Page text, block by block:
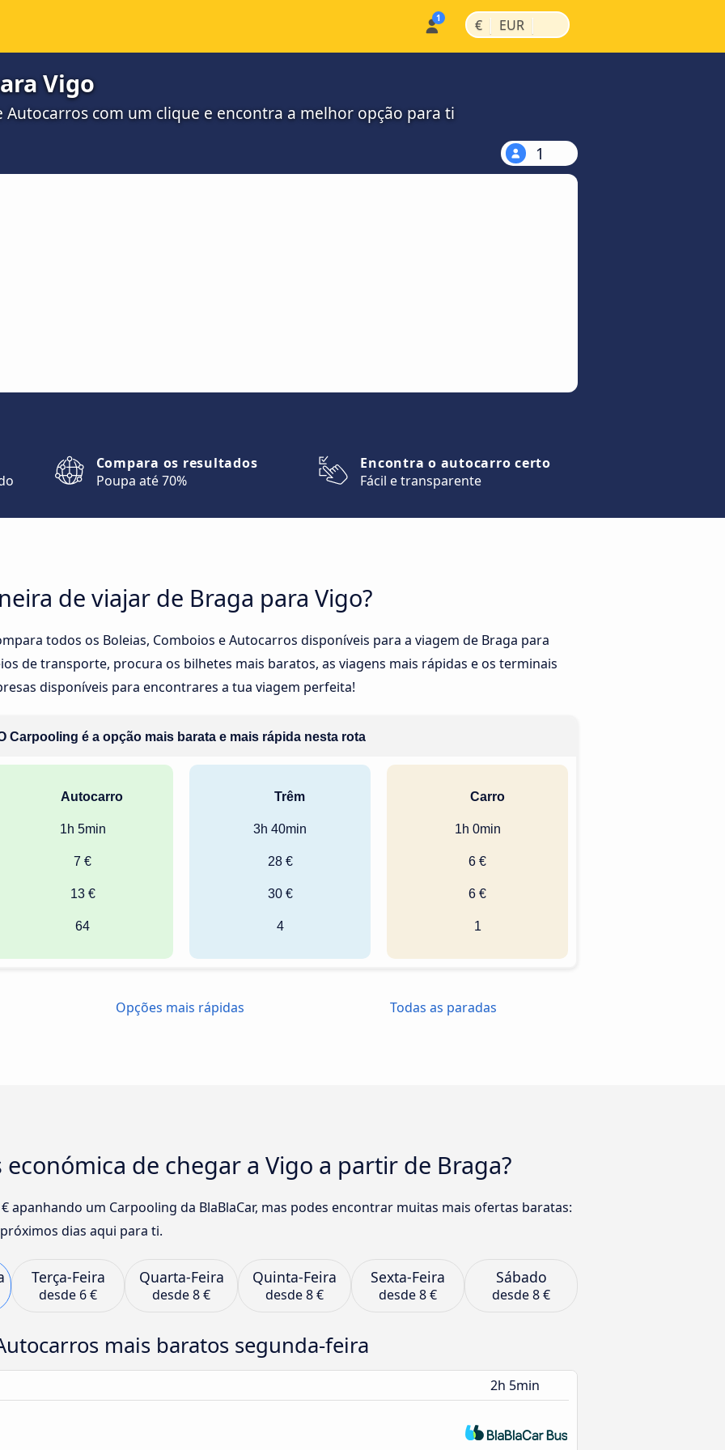
€ | EUR |
Vigo
Autocarros com um clique e encontra a melhor opção para ti
1
Compara os resultados
Poupa até 70%
Encontra o autocarro certo
Fácil e transparente
de viajar de Braga para Vigo?
todos os Boleias, Comboios e Autocarros disponíveis para a viagem de Braga para
de transporte, procura os bilhetes mais baratos, as viagens mais rápidas e os terminais
disponíveis para encontrares a tua viagem perfeita!
Carpooling é a opção mais barata e mais rápida nesta rota
Autocarro
1h 5min
7 €
13 €
64
Trêm
3h 40min
28 €
30 €
4
Carro
1h 0min
6 €
6 €
1
Opções mais rápidas Todas as paradas
de chegar a Vigo a partir de Braga?
apanhando um Carpooling da BlaBlaCar, mas podes encontrar muitas mais ofertas baratas:
dias aqui para ti.
Terça-Feira
desde 6 €
Quarta-Feira
desde8 €
Quinta-Feira
desde8 €
Sexta-Feira
desde8 €
Sábado
desde8 €
mais baratos segunda-feira
2h 5min